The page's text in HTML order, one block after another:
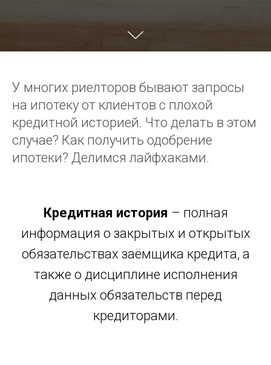
У многих риелторов бывают запросы
на ипотеку от клиентов с плохой
кредитной историей. Что делать в этом
случае? Как получить одобрение
ипотеки? Делимся лайфхаками.
Кредитная история – полная
информация о закрытых и открытых
обязательствах заёмщика кредита, а
также о дисциплине исполнения
данных обязательств перед
кредиторами.